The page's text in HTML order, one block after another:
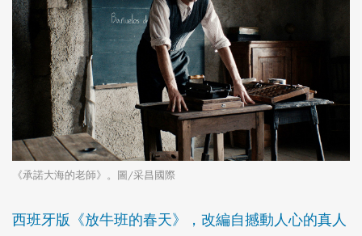
《承諾大海的老師》。圖/采昌國際
西班牙版《放牛班的春天》，改編自撼動人心的真人